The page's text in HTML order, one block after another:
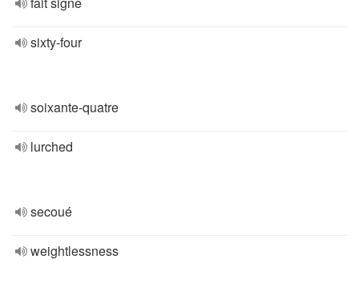
sixty-four
soixante-quatre
lurched
secoué
weightlessness